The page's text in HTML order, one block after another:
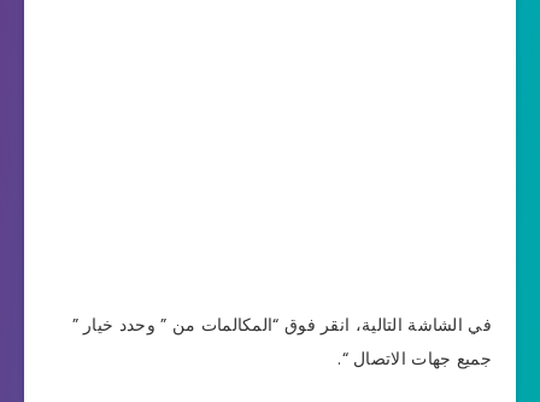
في الشاشة التالية، انقر فوق “المكالمات من ” وحدد خيار ”
جميع جهات الاتصال “.